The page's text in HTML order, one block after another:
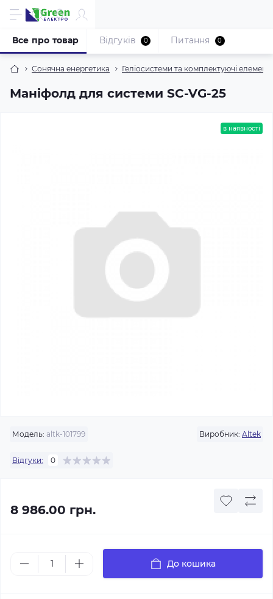
Сонячна енергетика Геліосистеми та комплектуючі
Маніфолд для системи SC-VG-25
Все про товар Відгуків 0 Питання 0
в наявності
Модель: altk-101799 Виробник: Altek
Відгуки: 0
8 986.00 грн.
До кошика